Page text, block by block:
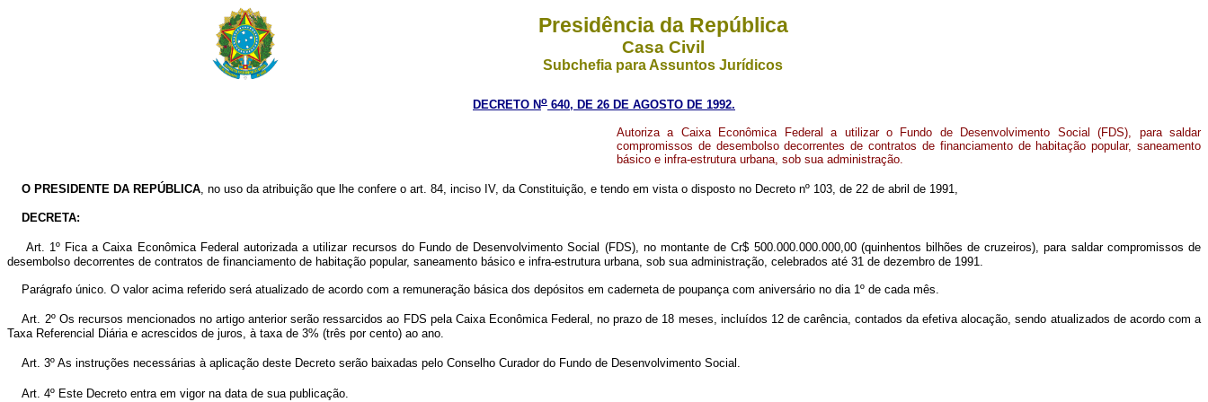
Presidência da República
Casa Civil
Subchefia para Assuntos Jurídicos
DECRETO No 640, DE 26 DE AGOSTO DE 1992.
Autoriza a Caixa Econômica Federal a utilizar o Fundo de Desenvolvimento Social (FDS), para saldar
compromissos de desembolso decorrentes de contratos de financiamento de habitação popular, saneamento
básico e infra-estrutura urbana, sob sua administração.
O PRESIDENTE DA REPÚBLICA, no uso da atribuição que lhe confere o art. 84, inciso IV, da Constituição, e tendo em vista o disposto no Decreto nº 103, de 22 de abril de 1991,
DECRETA:
Art. 1º Fica a Caixa Econômica Federal autorizada a utilizar recursos do Fundo de Desenvolvimento Social (FDS), no montante de Cr$ 500.000.000.000,00 (quinhentos bilhões de cruzeiros), para saldar compromissos de
desembolso decorrentes de contratos de financiamento de habitação popular, saneamento básico e infra-estrutura urbana, sob sua administração, celebrados até 31 de dezembro de 1991.
Parágrafo único. O valor acima referido será atualizado de acordo com a remuneração básica dos depósitos em caderneta de poupança com aniversário no dia 1º de cada mês.
Art. 2º Os recursos mencionados no artigo anterior serão ressarcidos ao FDS pela Caixa Econômica Federal, no prazo de 18 meses, incluídos 12 de carência, contados da efetiva alocação, sendo atualizados de acordo com a
Taxa Referencial Diária e acrescidos de juros, à taxa de 3% (três por cento) ao ano.
Art. 3º As instruções necessárias à aplicação deste Decreto serão baixadas pelo Conselho Curador do Fundo de Desenvolvimento Social.
Art. 4º Este Decreto entra em vigor na data de sua publicação.